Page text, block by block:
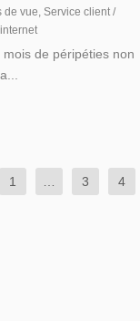
de vue, Service client /
de péripéties non
1 … 3 4